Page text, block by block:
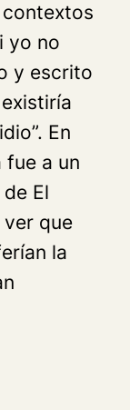
yo no
y escrito
En
a un
El
que
la